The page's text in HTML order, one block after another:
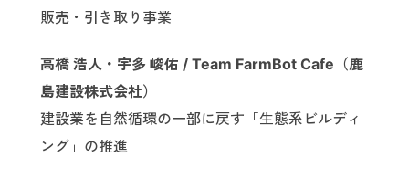
販売・引き取り事業
高橋 浩人・宇多 峻佑 / Team FarmBot Cafe（鹿
島建設株式会社）
建設業を自然循環の一部に戻す「生態系ビルディ
ング」の推進